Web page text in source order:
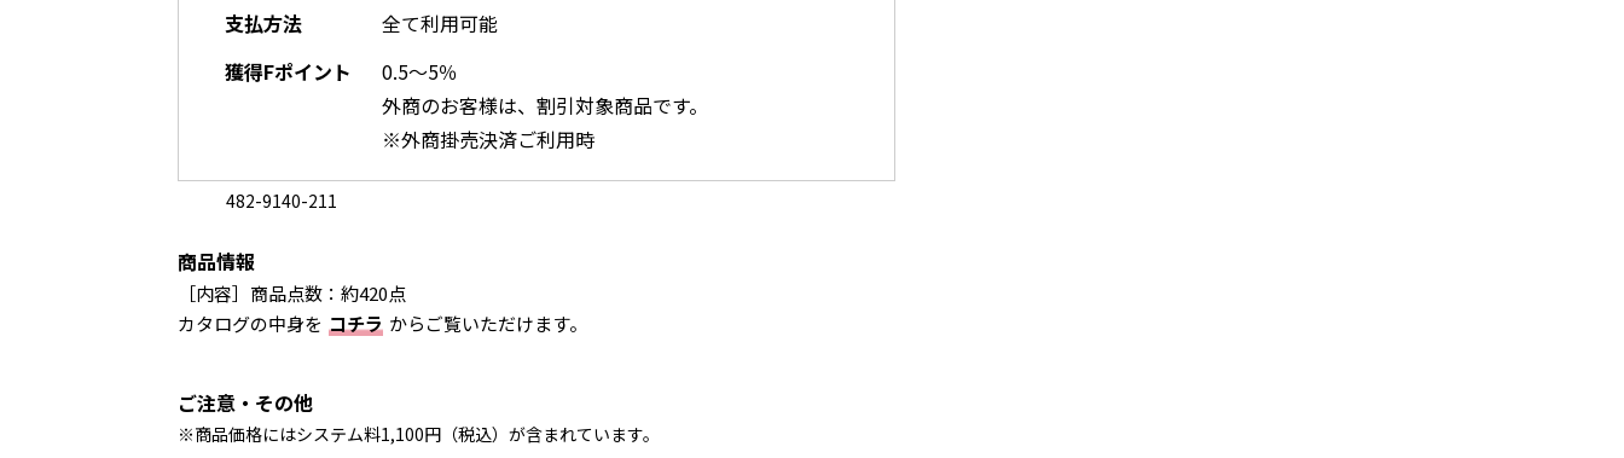
支払方法
全て利用可能
獲得Fポイント
0.5～5％
外商のお客様は、割引対象商品です。
※外商掛売決済ご利用時
482-9140-211
商品情報
［内容］商品点数：約420点
カタログの中身を コチラ からご覧いただけます。
ご注意・その他
※商品価格にはシステム料1,100円（税込）が含まれています。